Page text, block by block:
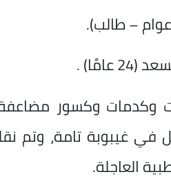
.
وكدمات وكسور
في غيبوبة تامة،
العاجلة.